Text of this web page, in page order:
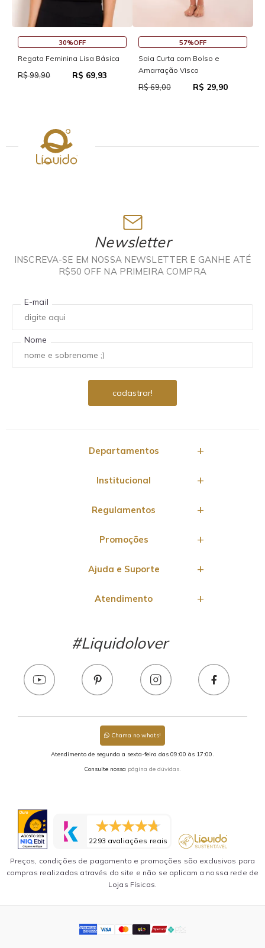
30%OFF
Regata Feminina Lisa Básica
R$ 99,90 R$ 69,93
57%OFF
Saia Curta com Bolso e
Amarração Visco
R$ 69,00 R$ 29,90
Newsletter
INSCREVA-SE EM NOSSA NEWSLETTER E GANHE ATÉ
R$50 OFF NA PRIMEIRA COMPRA
E-mail
Nome
Departamentos
Institucional
Regulamentos
Promoções
Ajuda e Suporte
Atendimento
#Liquidolover
Chama no whats!
Atendimento de segunda a sexta-feira das 09:00 às 17:00.
Consulte nossa página de dúvidas.
2293 avaliações reais
Preços, condições de pagamento e promoções são exclusivos para
compras realizadas através do site e não se aplicam a nossa rede de
Lojas Físicas.